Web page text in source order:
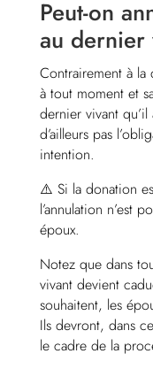
Peut-on
au dernier
Contrairement à
à tout moment et
dernier vivant
d’ailleurs pas
intention.
⚠️ Si la donation
l’annulation n’est
époux.
Notez que dans
vivant devient
souhaitent, les
Ils devront, dans
le cadre de la